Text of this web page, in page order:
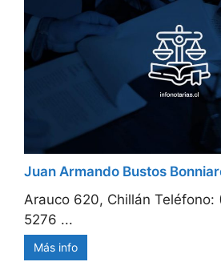
Juan Armando Bustos
Arauco 620, Chillán Teléfono:
5276 ...
Más info